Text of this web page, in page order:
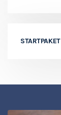
STARTPAKET